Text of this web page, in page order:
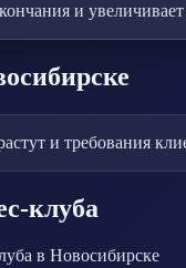
и
и требования
клуба
в Новосибирске